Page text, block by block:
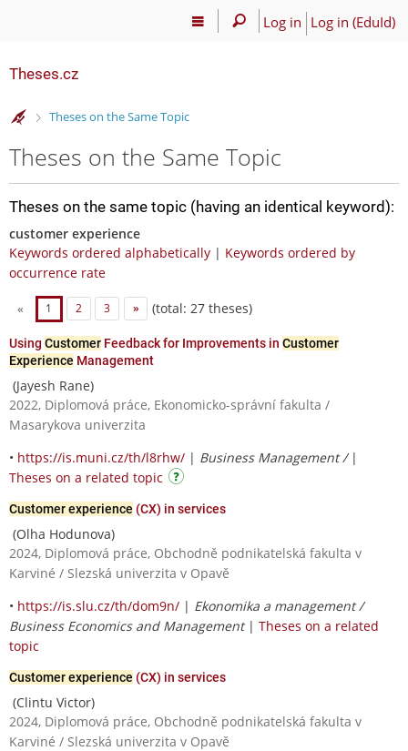
Log in Log in (EduId)
Theses.cz
>
Theses on the Same Topic
Theses on the Same Topic
Theses on the same topic (having an identical keyword):
customer experience
Keywords ordered alphabetically | Keywords ordered by
occurrence rate
« 1 2 3 » (total: 27 theses)
Using Customer Feedback for Improvements in Customer
Experience Management
(Jayesh Rane)
2022, Diplomová práce, Ekonomicko-správní fakulta /
Masarykova univerzita
• https://is.muni.cz/th/l8rhw/ | Business Management / |
Theses on a related topic
Customer experience (CX) in services
(Olha Hodunova)
2024, Diplomová práce, Obchodně podnikatelská fakulta v
Karviné / Slezská univerzita v Opavě
• https://is.slu.cz/th/dom9n/ | Ekonomika a management /
Business Economics and Management| Theses on a related
topic
Customer experience (CX) in services
(Clintu Victor)
2024, Diplomová práce, Obchodně podnikatelská fakulta v
Karviné / Slezská univerzita v Opavě